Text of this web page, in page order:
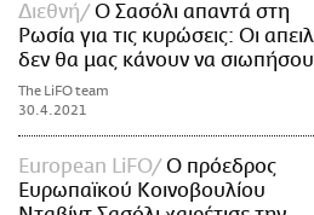
Διεθνή
Ο Σασόλι απαντά στη
Ρωσία για τις κυρώσεις: Οι
δεν θα μας κάνουν να
The LiFO team
30.4.2021
European LiFO
Ο πρόεδρος
Ευρωπαϊκού Κοινοβουλίου